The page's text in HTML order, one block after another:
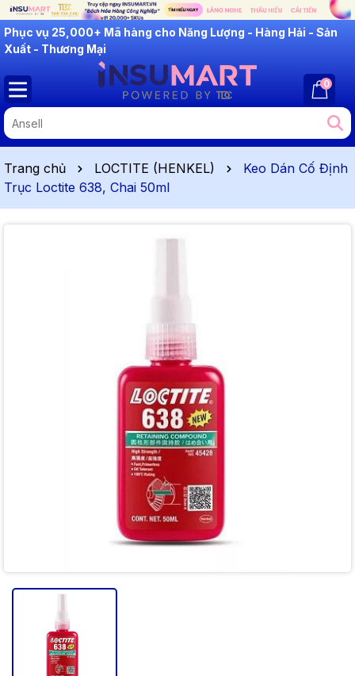
INSUMART: Lắng Nghe - Thấu Hiểu - Cải Tiến
Phục vụ 25,000+ Mã hàng cho Năng Lượng - Hàng Hải - Sản
Xuất - Thương Mại
0
Trang chủ LOCTITE (HENKEL)
Keo Dán Cố Định
Trục Loctite 638, Chai 50ml